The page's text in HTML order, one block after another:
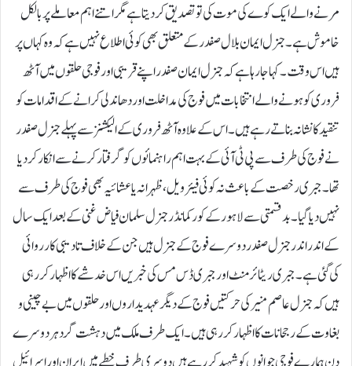
مرنے والے ایک کوے کی موت کی تو تصدیق کر دیتا ہے مگر اتنے اہم معاملے پر بالکل
خاموش ہے۔ جنرل ایمان بلال صفدر کے متعلق بھی کوئی اطلاع نہیں ہے کہ وہ کہاں پر
ہیں اس وقت۔ کہا جارہا ہے کہ جنرل ایمان صفدر اپنے قریبی اور فوجی حلقوں میں آٹھ
فروری کو ہونے والے انتخابات میں فوج کی مداخلت اور دھاندلی کرانے کے اقدامات کو
تنقید کا نشانہ بناتے رہے ہیں۔ اس کے علاوہ آٹھ فروری کے الیکشنز سے پہلے جنرل صفدر
نے فوج کی طرف سے پی ٹی آئی کے بہت اہم راہنمائوں کو گرفتار کرنے سے انکار کر دیا
تھا۔ جبری رخصت کے باعث نہ کوئی فیئرویل، ظہرانہ یا عشائیہ بھی فوج کی طرف سے
نہیں دیا گیا۔ بدقسمتی سے لاہور کے کور کمانڈر جنرل سلمان فیاض غنی کے بعد ایک سال
کے اندر اندر جنرل صفدر دوسرے فوج کے جنرل ہیں جن کے خلاف تادیبی کارروائی
کی گئی ہے۔ جبری ریٹائرمنٹ اور جبری ڈس مس کی خبریں اس خدشے کا اظہار کررہی
ہیں کہ جنرل عاصم منیر کی حرکتیں فوج کے دیگر عہدیداروں اور حلقوں میں بے چینی و
بغاوت کے رجحانات کا اظہار کررہی ہیں۔ ایک طرف ملک میں دہشت گرد ہر دوسرے